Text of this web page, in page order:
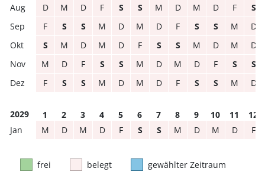
D
M D F S S M D M D F
S
F
S S M D M D F S S M
D
S
M D M D F S S M D M
D
M
D F S S M D M D F S
S
F
S S M D M D F S S M D
2029 1 2 3 4 5 6 7 8 9 10 11
12
M
D M D F S S M D M D F
frei belegt gewählter Zeitraum